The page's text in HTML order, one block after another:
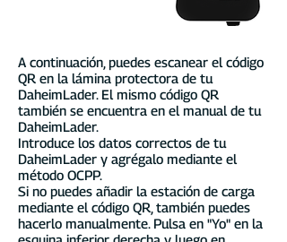
A continuación, puedes escanear el código
QR en la lámina protectora de tu
DaheimLader. El mismo código QR
también se encuentra en el manual de tu
DaheimLader.
Introduce los datos correctos de tu
DaheimLader y agrégalo mediante el
método OCPP.
Si no puedes añadir la estación de carga
mediante el código QR, también puedes
hacerlo manualmente. Pulsa en "Yo" en la